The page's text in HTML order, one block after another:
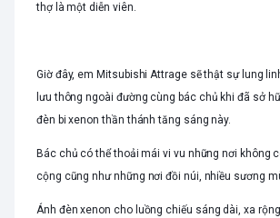
thợ là một diễn viên.
Giờ đây, em Mitsubishi Attrage sẽ thật sự lung
lưu thông ngoài đường cùng bác chủ khi đã sở
đèn bi xenon thần thánh tăng sáng này.
Bác chủ có thể thoải mái vi vu những nơi không
cộng cũng như những nơi đồi núi, nhiều sương
Ánh đèn xenon cho luồng chiếu sáng dài, xa